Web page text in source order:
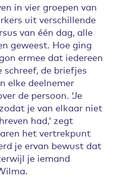
in vier groepen van
uit verschillende
van één dag, alle
geweest. Hoe ging
ermee dat iedereen
schreef, de briefjes
elke deelnemer
de persoon. ‘Je
je van elkaar niet
had,’ zegt
het vertrekpunt
je ervan bewust dat
je iemand